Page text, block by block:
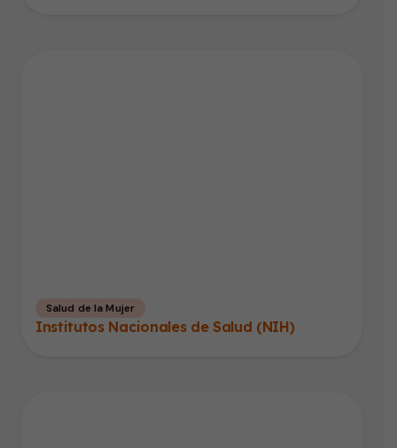
Salud de la Mujer
Institutos Nacionales de Salud (NIH)